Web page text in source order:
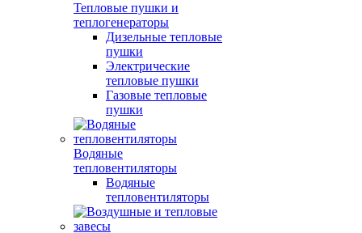
Тепловые пушки и
теплогенераторы
Дизельные тепловые
пушки
Электрические
тепловые пушки
Газовые тепловые
пушки
Водяные
тепловентиляторы
Водяные
тепловентиляторы